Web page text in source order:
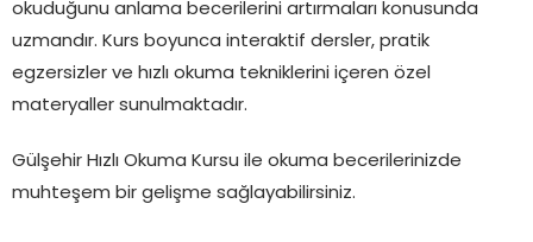
okuduğunu anlama becerilerini artırmaları konusunda
uzmandır. Kurs boyunca interaktif dersler, pratik
egzersizler ve hızlı okuma tekniklerini içeren özel
materyaller sunulmaktadır.
Gülşehir Hızlı Okuma Kursu ile okuma becerilerinizde
muhteşem bir gelişme sağlayabilirsiniz.